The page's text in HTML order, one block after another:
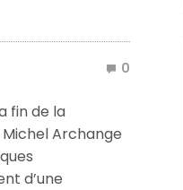
0
fin de la
Archange
d’une